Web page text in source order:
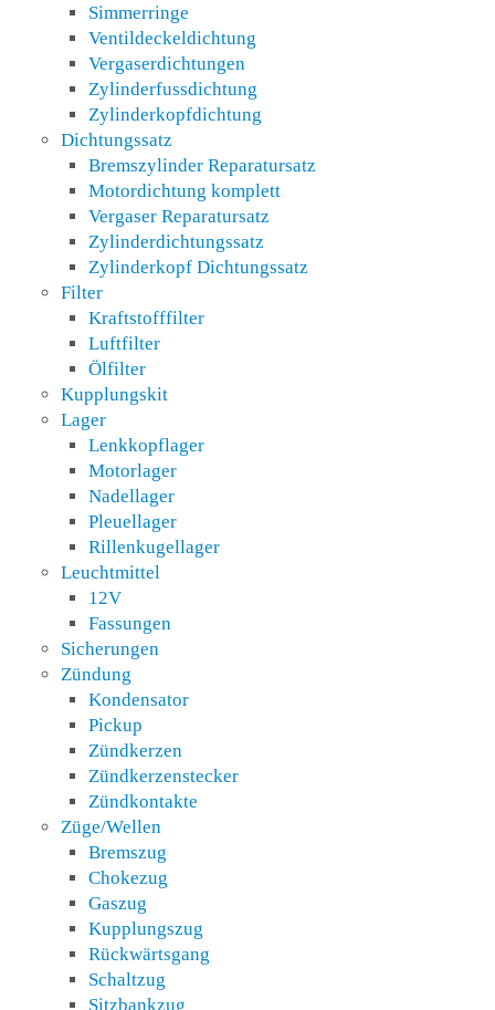
Simmerringe
Ventildeckeldichtung
Vergaserdichtungen
Zylinderfussdichtung
Zylinderkopfdichtung
Dichtungssatz
Bremszylinder Reparatursatz
Motordichtung komplett
Vergaser Reparatursatz
Zylinderdichtungssatz
Zylinderkopf Dichtungssatz
Filter
Kraftstofffilter
Luftfilter
Ölfilter
Kupplungskit
Lager
Lenkkopflager
Motorlager
Nadellager
Pleuellager
Rillenkugellager
Leuchtmittel
12V
Fassungen
Sicherungen
Zündung
Kondensator
Pickup
Zündkerzen
Zündkerzenstecker
Zündkontakte
Züge/Wellen
Bremszug
Chokezug
Gaszug
Kupplungszug
Rückwärtsgang
Schaltzug
Sitzbankzug